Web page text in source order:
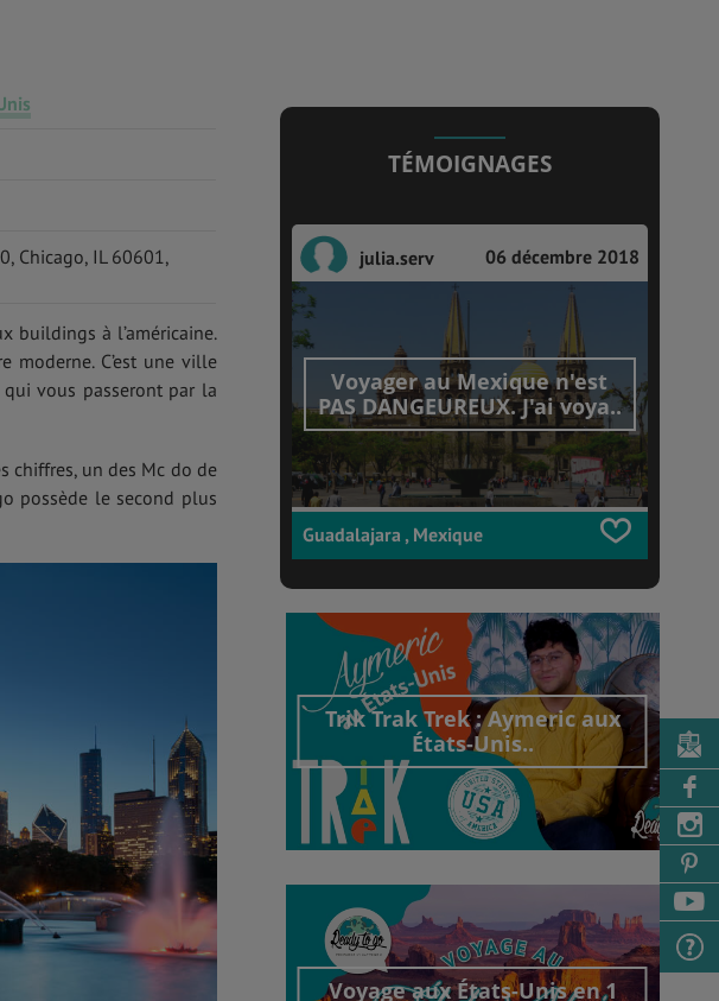
Chicago, IL 60601,
buildings à l’américaine.
moderne. C’est une ville
vous passeront par la
chiffres, un des Mc do de
possède le second plus
TÉMOIGNAGES
julia.serv 06 décembre 2018
Voyager au Mexique n'est
PAS DANGEUREUX. J'ai voya..
Guadalajara , Mexique
Trik Trak Trek : Aymeric aux
États-Unis..
Découvrir cet interview
Voyage aux États-Unis en 1